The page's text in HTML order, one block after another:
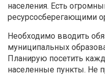
населения. Есть
ресурсосберегающими
Необходимо вводить
муниципальных
Планирую посетить
населенные пункты. Не